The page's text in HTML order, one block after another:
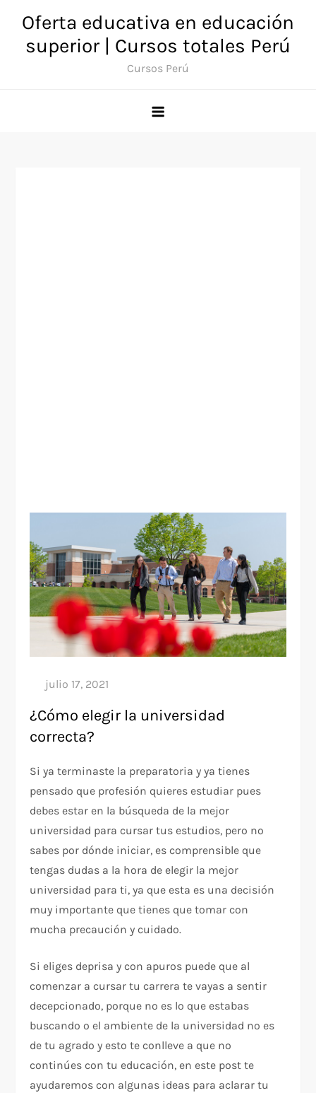
contenido
Oferta educativa en educación
superior | Cursos totales Perú
Cursos Perú
¿Cómo elegir la universidad
correcta?
Si ya terminaste la preparatoria y ya tienes
pensado que profesión quieres estudiar pues
debes estar en la búsqueda de la mejor
universidad para cursar tus estudios, pero no
sabes por dónde iniciar, es comprensible que
tengas dudas a la hora de elegir la mejor
universidad para ti, ya que esta es una decisión
muy importante que tienes que tomar con
mucha precaución y cuidado.
Si eliges deprisa y con apuros puede que al
comenzar a cursar tu carrera te vayas a sentir
decepcionado, porque no es lo que estabas
buscando o el ambiente de la universidad no es
de tu agrado y esto te conlleve a que no
continúes con tu educación, en este post te
ayudaremos con algunas ideas para aclarar tu